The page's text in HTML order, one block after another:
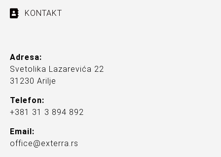
KONTAKT
Adresa:
Svetolika Lazarevića 22
31230 Arilje
Telefon:
+381 31 3 894 892
Email:
office@exterra.rs